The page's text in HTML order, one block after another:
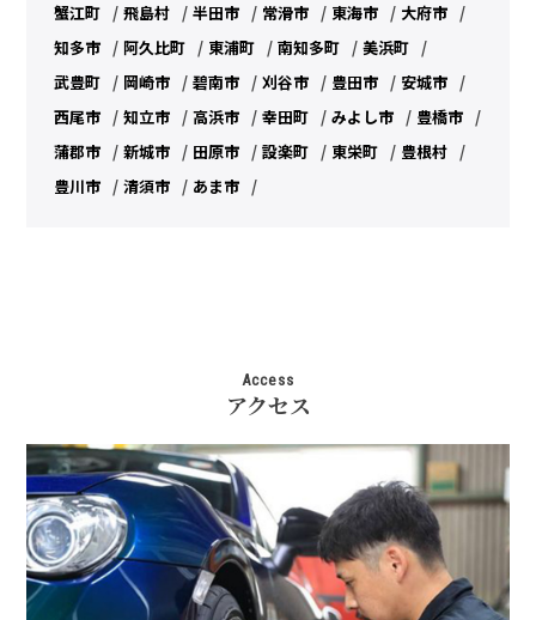
蟹江町
飛島村 半田市 常滑市 東海市
大府市
知多市
阿久比町 東浦町 南知多町
美浜町
武豊町
岡崎市 碧南市 刈谷市 豊田市
安城市
西尾市
知立市 高浜市 幸田町 みよし市
豊橋市
蒲郡市
新城市 田原市 設楽町 東栄町
豊根村
豊川市
清須市 あま市
Access
アクセス